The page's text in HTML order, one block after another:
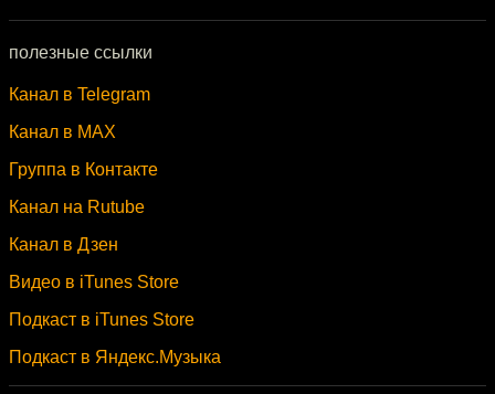
полезные ссылки
Канал в Telegram
Канал в MAX
Группа в Контакте
Канал на Rutube
Канал в Дзен
Видео в iTunes Store
Подкаст в iTunes Store
Подкаст в Яндекс.Музыка